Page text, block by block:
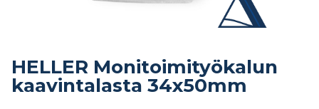
HELLER Monitoimityökalun
kaavintalasta 34x50mm